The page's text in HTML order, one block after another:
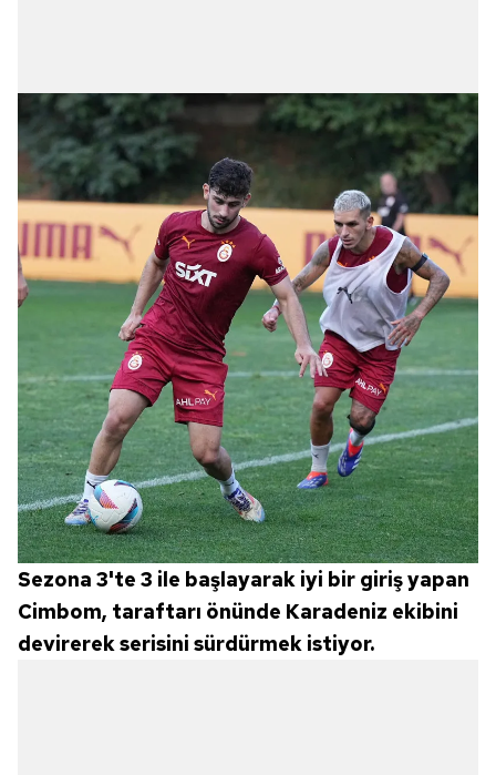
Sezona 3'te 3 ile başlayarak iyi bir giriş yapan
Cimbom, taraftarı önünde Karadeniz ekibini
devirerek serisini sürdürmek istiyor.